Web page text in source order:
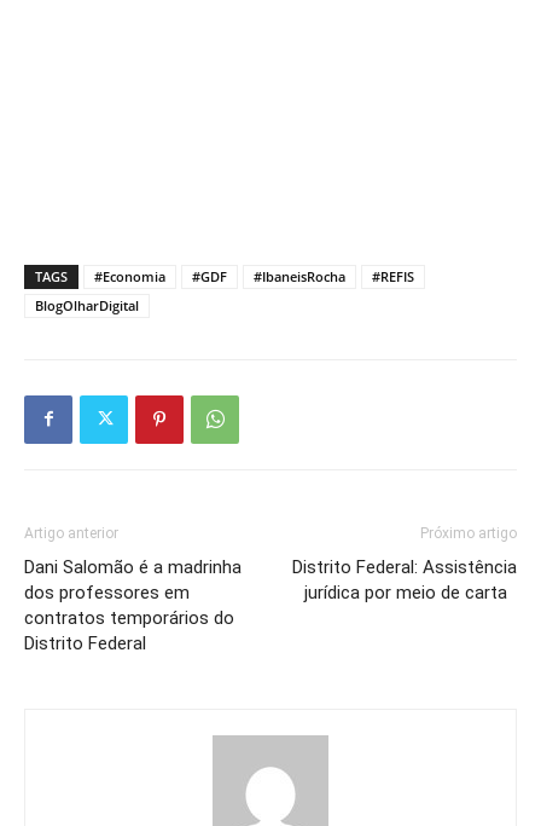
TAGS #Economia #GDF #IbaneisRocha
#REFIS
BlogOlharDigital
Artigo anterior
Dani Salomão é a madrinha
dos professores em
contratos temporários do
Distrito Federal
Próximo artigo
Distrito Federal: Assistência
jurídica por meio de carta